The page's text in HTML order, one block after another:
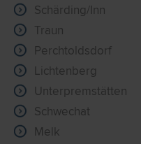
Schärding/Inn
Traun
Perchtoldsdorf
Lichtenberg
Unterpremstätten
Schwechat
Melk